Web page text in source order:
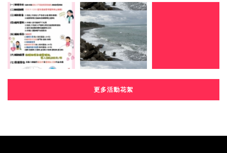
更多活動花絮